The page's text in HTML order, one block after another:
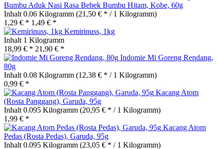
Bumbu Aduk Nasi Rasa Bebek Bumbu Hitam, Kobe, 60g
Inhalt 0.06 Kilogramm (21,50 € * / 1 Kilogramm)
1,29 € * 1,49 € *
Kemirinuss, 1kg
Inhalt 1 Kilogramm
18,99 € * 21,90 € *
Indomie Mi Goreng Rendang,
80g
Inhalt 0.08 Kilogramm (12,38 € * / 1 Kilogramm)
0,99 € *
Kacang Atom
(Rosta Panggang), Garuda, 95g
Inhalt 0.095 Kilogramm (20,95 € * / 1 Kilogramm)
1,99 € *
Kacang Atom
Pedas (Rosta Pedas), Garuda, 95g
Inhalt 0.095 Kilogramm (23,05 € * / 1 Kilogramm)